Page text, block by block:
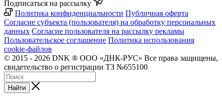
Подписаться на рассылку
Политика конфиденциальности Публичная оферта
Согласие субъекта (пользователя) на обработку персональных
данных Согласие пользователя на рассылку рекламы
Пользовательское соглашение Политика использования
cookie-файлов
© 2015 - 2026 DNK ® ООО «ДНК-РУС» Все права защищены,
свидетельство о регистрации ТЗ №655100
Найти